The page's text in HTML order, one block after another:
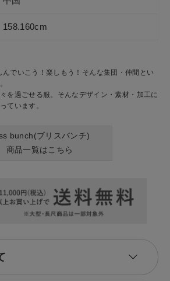
158.160cm
んでいこう！楽しもう！そんな集団・仲間とい
を過ごせる服。そんなデザイン・素材・加工に
ています。
bunch(ブリスバンチ)
商品一覧はこちら